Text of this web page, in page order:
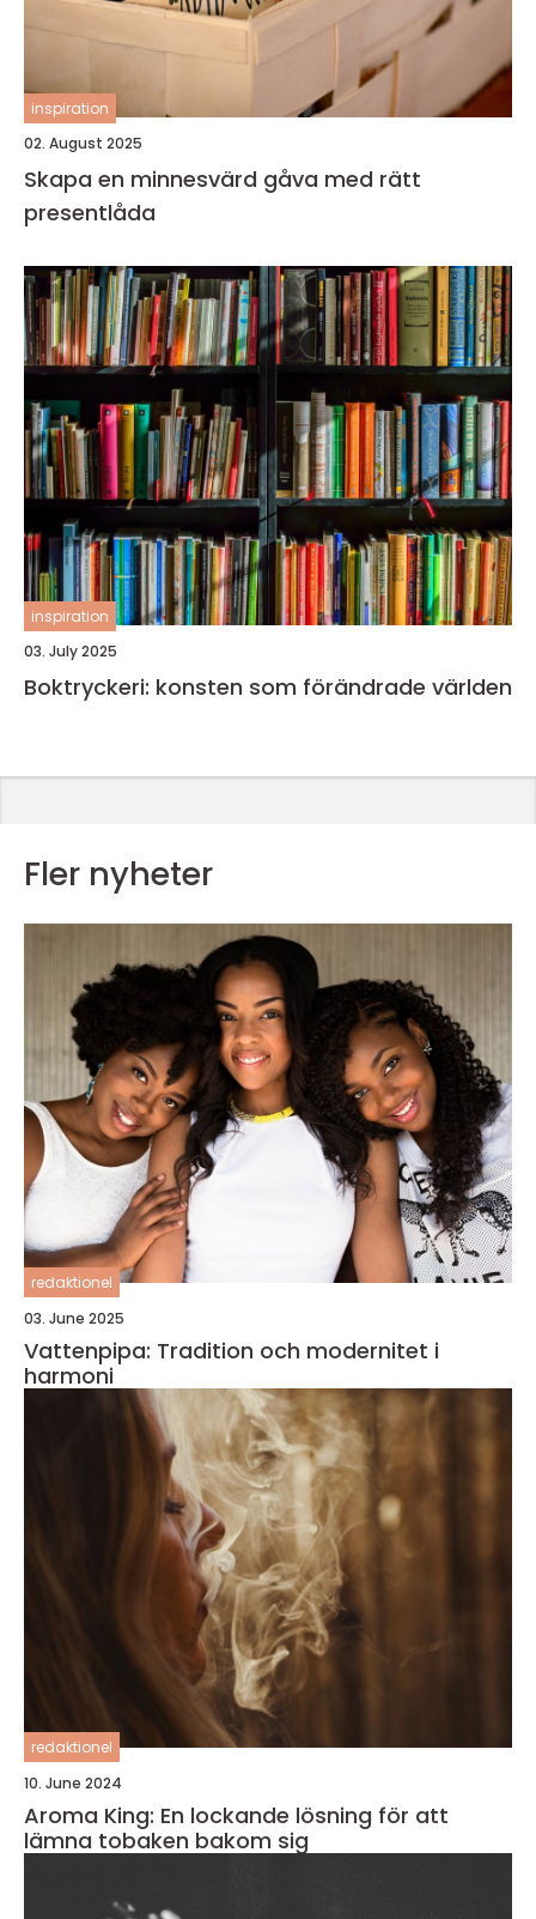
inspiration
02. August 2025
Skapa en minnesvärd gåva med rätt
presentlåda
inspiration
03. July 2025
Boktryckeri: konsten som förändrade världen
Fler nyheter
redaktionel
03. June 2025
Vattenpipa: Tradition och modernitet i
harmoni
redaktionel
10. June 2024
Aroma King: En lockande lösning för att
lämna tobaken bakom sig